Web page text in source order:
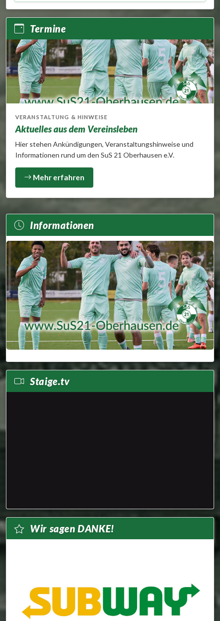
Termine
VERANSTALTUNG & HINWEISE
Aktuelles aus dem Vereinsleben
Hier stehen Ankündigungen, Veranstaltungshinweise und
Informationen rund um den SuS 21 Oberhausen e.V.
Mehr erfahren
Informationen
Staige.tv
Wir sagen DANKE!